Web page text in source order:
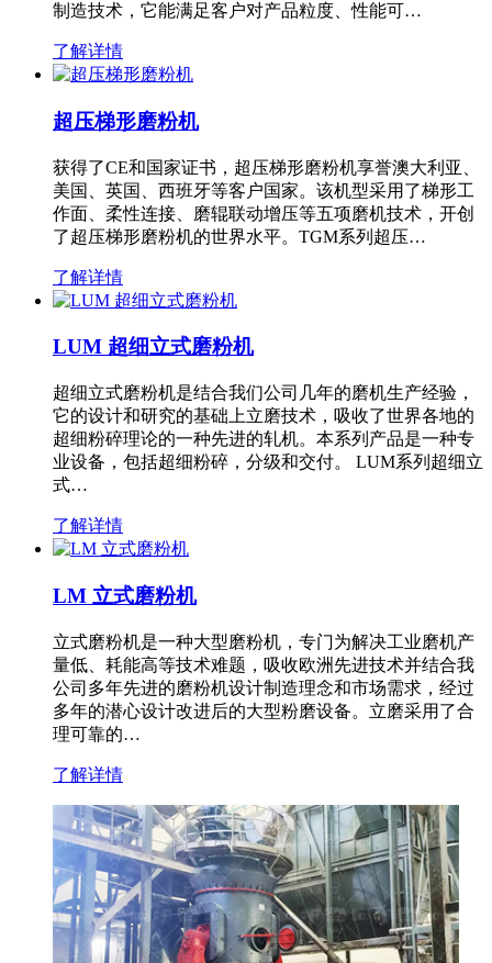
制造技术，它能满足客户对产品粒度、性能可…
了解详情
超压梯形磨粉机
获得了CE和国家证书，超压梯形磨粉机享誉澳大利亚、
美国、英国、西班牙等客户国家。该机型采用了梯形工
作面、柔性连接、磨辊联动增压等五项磨机技术，开创
了超压梯形磨粉机的世界水平。TGM系列超压…
了解详情
LUM 超细立式磨粉机
超细立式磨粉机是结合我们公司几年的磨机生产经验，
它的设计和研究的基础上立磨技术，吸收了世界各地的
超细粉碎理论的一种先进的轧机。本系列产品是一种专
业设备，包括超细粉碎，分级和交付。 LUM系列超细立
式…
了解详情
LM 立式磨粉机
立式磨粉机是一种大型磨粉机，专门为解决工业磨机产
量低、耗能高等技术难题，吸收欧洲先进技术并结合我
公司多年先进的磨粉机设计制造理念和市场需求，经过
多年的潜心设计改进后的大型粉磨设备。立磨采用了合
理可靠的…
了解详情